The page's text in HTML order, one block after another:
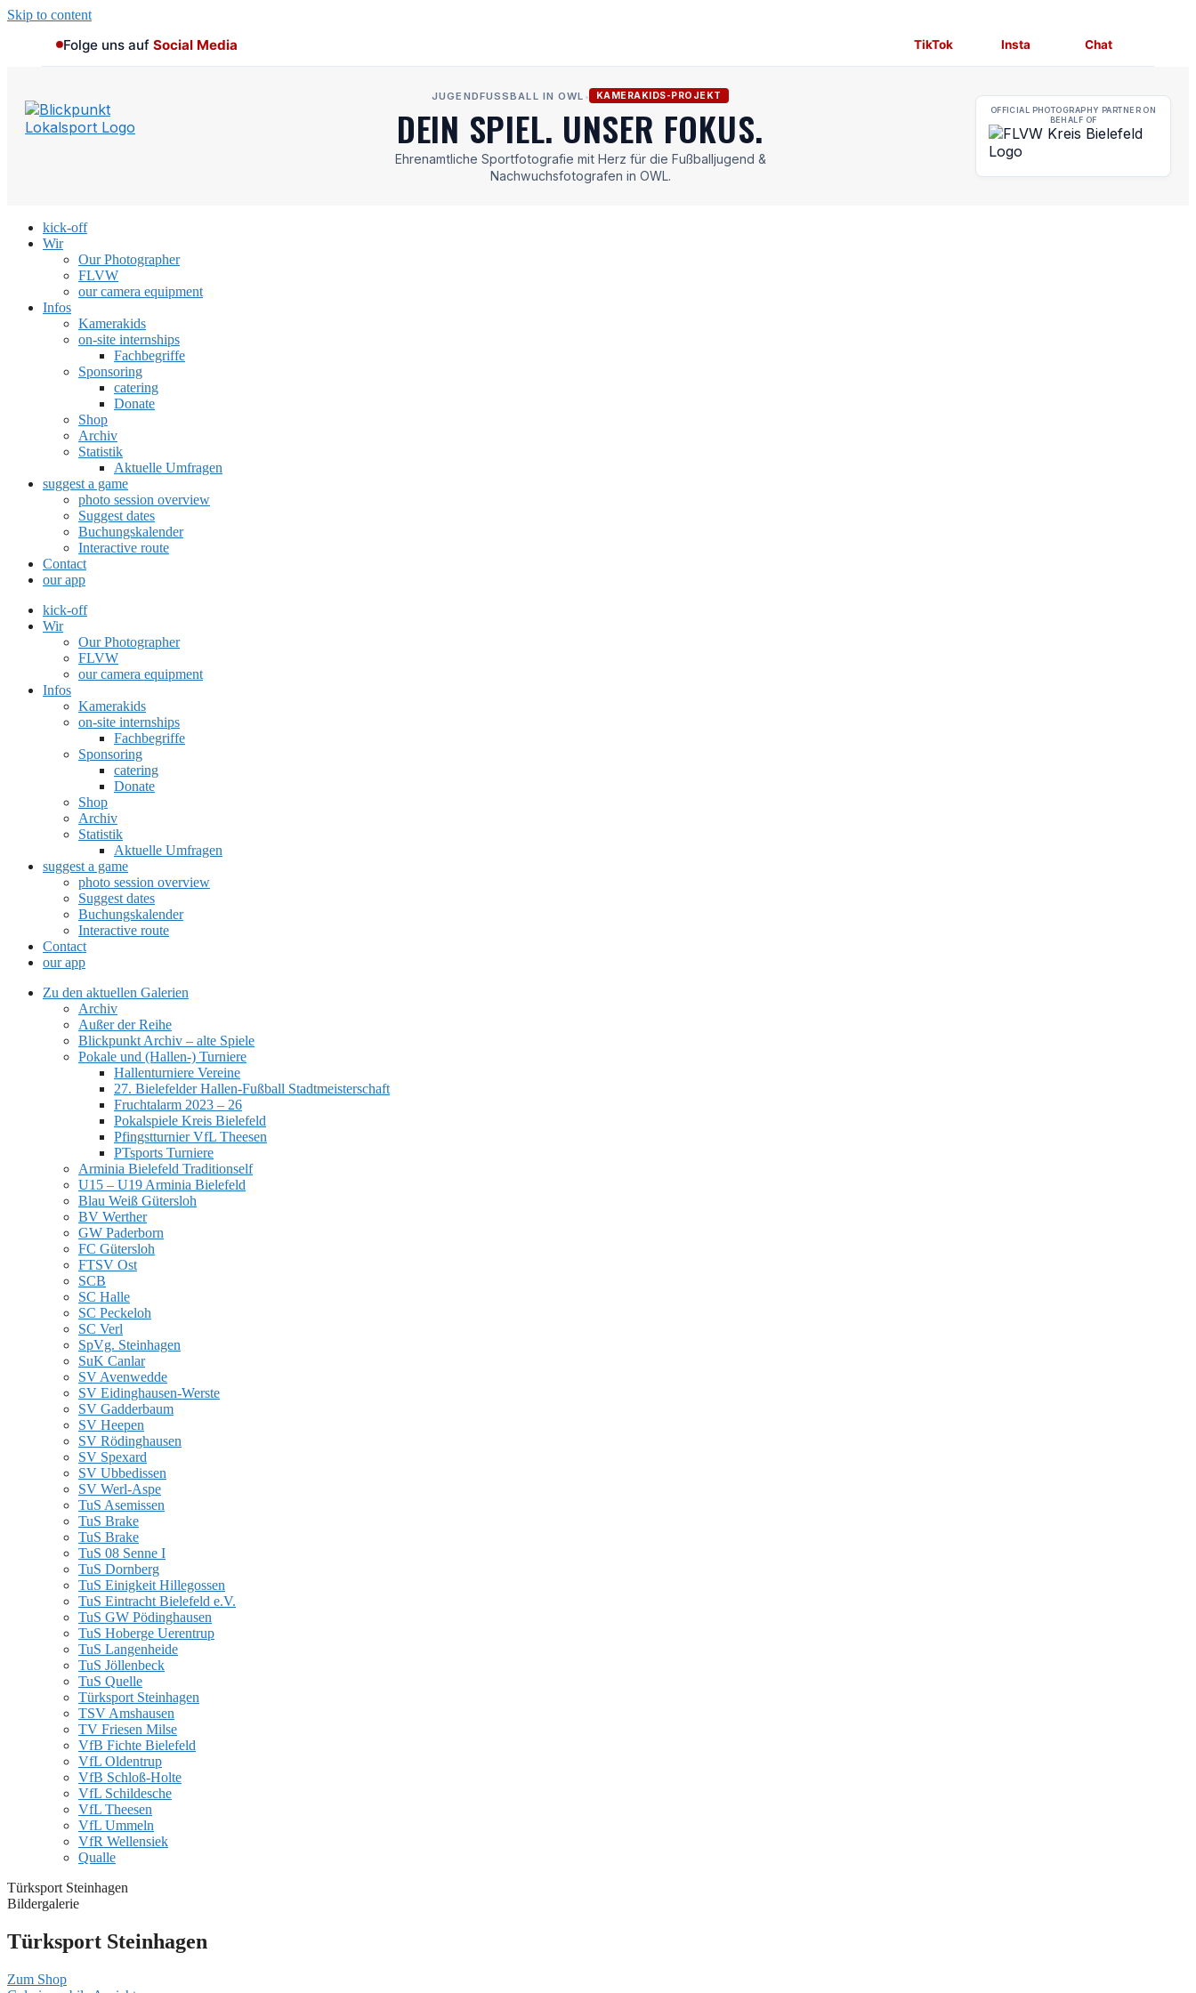
Skip to content
Folge uns auf Social Media TikTok Insta Chat
JUGENDFUSSBALL IN OWL • KAMERAKIDS-PROJEKT
DEIN SPIEL. UNSER FOKUS.
Ehrenamtliche Sportfotografie mit Herz für die Fußballjugend &
Nachwuchsfotografen in OWL.
OFFICIAL PHOTOGRAPHY PARTNER ON
BEHALF OF
kick-off
Wir
Our Photographer
FLVW
our camera equipment
Infos
Kamerakids
on-site internships
Fachbegriffe
Sponsoring
catering
Donate
Shop
Archiv
Statistik
Aktuelle Umfragen
suggest a game
photo session overview
Suggest dates
Buchungskalender
Interactive route
Contact
our app
kick-off
Wir
Our Photographer
FLVW
our camera equipment
Infos
Kamerakids
on-site internships
Fachbegriffe
Sponsoring
catering
Donate
Shop
Archiv
Statistik
Aktuelle Umfragen
suggest a game
photo session overview
Suggest dates
Buchungskalender
Interactive route
Contact
our app
Zu den aktuellen Galerien
Archiv
Außer der Reihe
Blickpunkt Archiv – alte Spiele
Pokale und (Hallen-) Turniere
Hallenturniere Vereine
27. Bielefelder Hallen-Fußball Stadtmeisterschaft
Fruchtalarm 2023 – 26
Pokalspiele Kreis Bielefeld
Pfingstturnier VfL Theesen
PTsports Turniere
Arminia Bielefeld Traditionself
U15 – U19 Arminia Bielefeld
Blau Weiß Gütersloh
BV Werther
GW Paderborn
FC Gütersloh
FTSV Ost
SCB
SC Halle
SC Peckeloh
SC Verl
SpVg. Steinhagen
SuK Canlar
SV Avenwedde
SV Eidinghausen-Werste
SV Gadderbaum
SV Heepen
SV Rödinghausen
SV Spexard
SV Ubbedissen
SV Werl-Aspe
TuS Asemissen
TuS Brake
TuS Brake
TuS 08 Senne I
TuS Dornberg
TuS Einigkeit Hillegossen
TuS Eintracht Bielefeld e.V.
TuS GW Pödinghausen
TuS Hoberge Uerentrup
TuS Langenheide
TuS Jöllenbeck
TuS Quelle
Türksport Steinhagen
TSV Amshausen
TV Friesen Milse
VfB Fichte Bielefeld
VfL Oldentrup
VfB Schloß-Holte
VfL Schildesche
VfL Theesen
VfL Ummeln
VfR Wellensiek
Qualle
Türksport Steinhagen
Bildergalerie
Türksport Steinhagen
Zum Shop